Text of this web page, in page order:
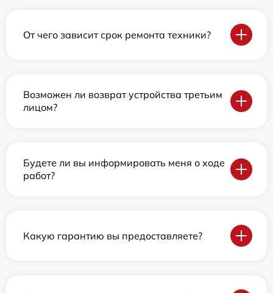
От чего зависит срок ремонта техники?
Возможен ли возврат устройства третьим
лицом?
Будете ли вы информировать меня о ходе
работ?
Какую гарантию вы предоставляете?